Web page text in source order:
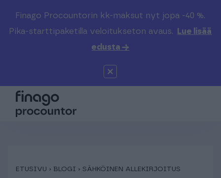
Finago Procountorin kk-maksut nyt jopa -40 %.
Pika-starttipaketilla veloitukseton avaus.
Lue lisää
edusta →
Etsi sivustolta
Valitse kieli
Global (EN)
Kirjaudu
Solo
Kenelle
ETUSIVU › BLOGI › SÄHKÖINEN ALLEKIRJOITUS